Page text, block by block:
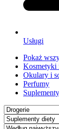
Usługi
Pokaż
Kosmetyki
Okulary i
Perfumy